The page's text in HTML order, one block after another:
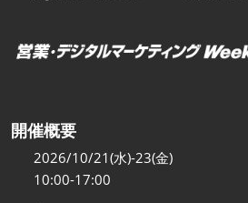
開催概要
2026/10/21(水)-23(金)
10:00-17:00